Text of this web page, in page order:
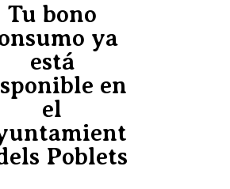
Tu bono
ya
está
en
el
Poblets